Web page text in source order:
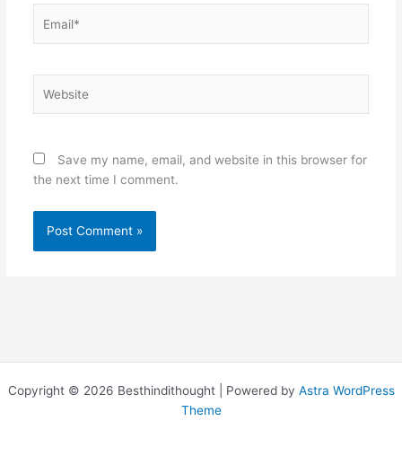
Save my name, email, and website in this browser for
the next time I comment.
Copyright © 2026 Besthindithought | Powered by Astra WordPress
Theme